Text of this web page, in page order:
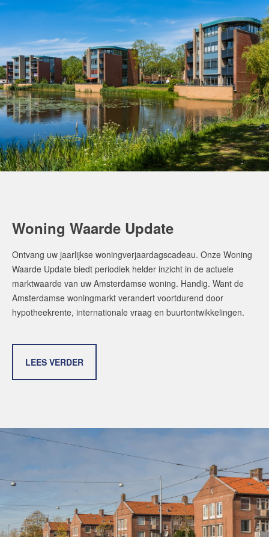
Woning Waarde Update
Ontvang uw jaarlijkse woningverjaardagscadeau. Onze Woning
Waarde Update biedt periodiek helder inzicht in de actuele
marktwaarde van uw Amsterdamse woning. Handig. Want de
Amsterdamse woningmarkt verandert voortdurend door
hypotheekrente, internationale vraag en buurtontwikkelingen.
LEES VERDER